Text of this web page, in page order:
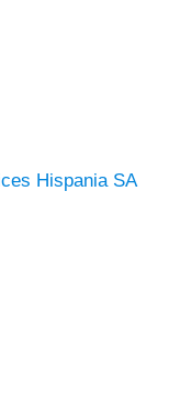
Hispania SA